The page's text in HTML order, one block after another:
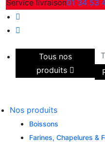
Service livraison01 34 53
Tous nos
produits
Nos produits
Boissons
Farines, Chapelures &